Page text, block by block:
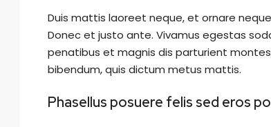
Duis mattis laoreet neque, et ornare
Donec et justo ante. Vivamus egestas
penatibus et magnis dis parturient
bibendum, quis dictum metus mattis.
Phasellus posuere felis sed eros